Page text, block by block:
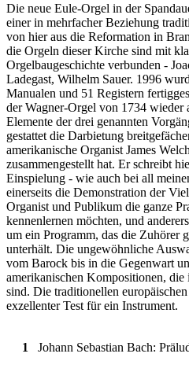
Die neue Eule-Orgel in der
einer in mehrfacher Beziehung
von hier aus die Reformation in
die Orgeln dieser Kirche sind mit
Orgelbaugeschichte verbunden -
Ladegast, Wilhelm Sauer. 1996
Manualen und 51 Registern
der Wagner-Orgel von 1734
Elemente der drei genannten
gestattet die Darbietung
amerikanische Organist James
zusammengestellt hat. Er schreibt
Einspielung - wie auch bei all
einerseits die Demonstration der
Organist und Publikum die ganze
kennenlernen möchten, und
um ein Programm, das die Zuhörer
unterhält. Die ungewöhnliche
vom Barock bis in die Gegenwart
amerikanischen Kompositionen,
sind. Die traditionellen
exzellenter Test für ein Instrument.
1 Johann Sebastian Bach: